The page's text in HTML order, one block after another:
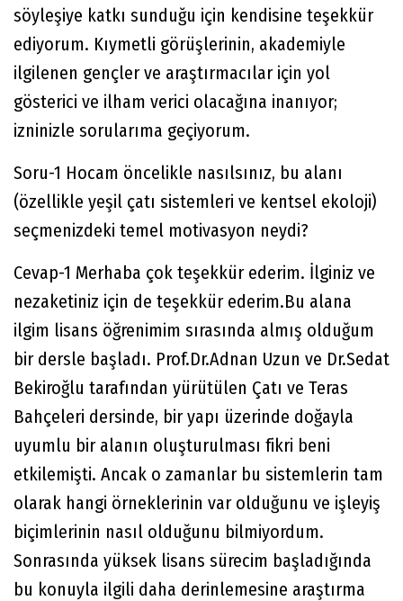
söyleşiye katkı sunduğu için kendisine teşekkür
ediyorum. Kıymetli görüşlerinin, akademiyle
ilgilenen gençler ve araştırmacılar için yol
gösterici ve ilham verici olacağına inanıyor;
izninizle sorularıma geçiyorum.
Soru-1 Hocam öncelikle nasılsınız, bu alanı
(özellikle yeşil çatı sistemleri ve kentsel ekoloji)
seçmenizdeki temel motivasyon neydi?
Cevap-1 Merhaba çok teşekkür ederim. İlginiz ve
nezaketiniz için de teşekkür ederim.Bu alana
ilgim lisans öğrenimim sırasında almış olduğum
bir dersle başladı. Prof.Dr.Adnan Uzun ve Dr.Sedat
Bekiroğlu tarafından yürütülen Çatı ve Teras
Bahçeleri dersinde, bir yapı üzerinde doğayla
uyumlu bir alanın oluşturulması fikri beni
etkilemişti. Ancak o zamanlar bu sistemlerin tam
olarak hangi örneklerinin var olduğunu ve işleyiş
biçimlerinin nasıl olduğunu bilmiyordum.
Sonrasında yüksek lisans sürecim başladığında
bu konuyla ilgili daha derinlemesine araştırma